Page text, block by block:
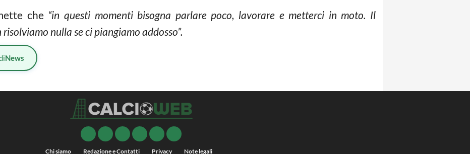
che“in questi momenti bisogna parlare poco, lavorare e metterci in moto. Il
nulla se ci piangiamo addosso”.
News
Chi siamo Redazione e Contatti Privacy Note legali